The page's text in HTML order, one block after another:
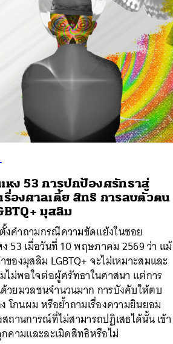
หง 53 การปกป้องศรัทธาสู่
รื่องศาลเตี้ย สิทธิ การลบตัวตน
มุสลิม
คำถามกรณีความขัดแย้งในซอย
53 เมื่อวันที่ 10 พฤษภาคม 2569 ว่า แม้
ของมุสลิม LGBTQ+ จะไม่เหมาะสมและ
ไม่พอใจต่อผู้ศรัทธาในศาสนา แต่การ
ยมวลชนจำนวนมาก การบังคับให้ตบ
โกนผม หรือย้ำถามเรื่องความยินยอม
ถานการณ์ที่ไม่สามารถปฏิเสธได้นั้น เข้า
คามและละเมิดสิทธิหรือไม่